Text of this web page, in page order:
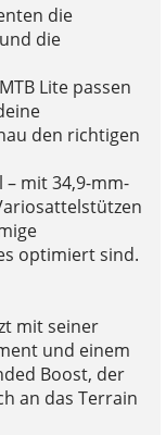
die
die
Lite passen
den richtigen
mit 34,9-mm-
optimiert sind.
mit seiner
und einem
Boost, der
an das Terrain